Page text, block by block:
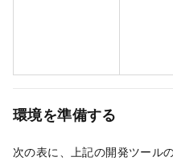
環境を準備する
次の表に、上記の開発ツール